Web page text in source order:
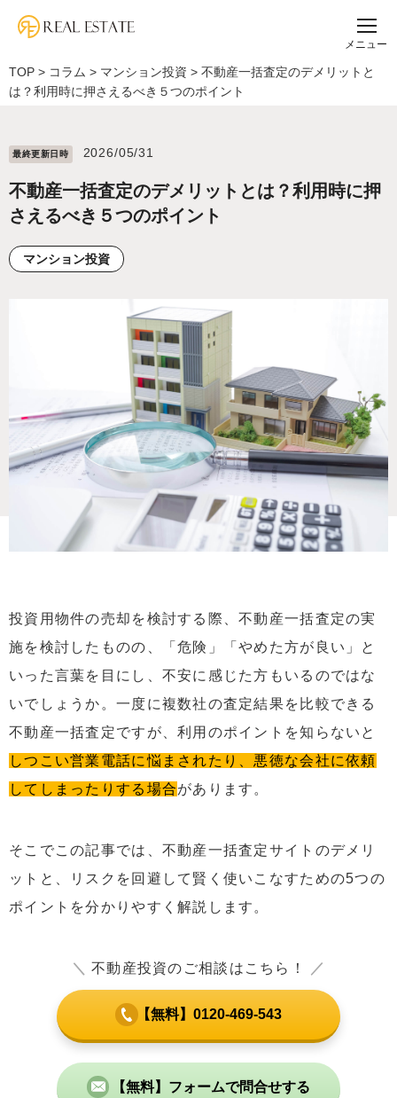
メニュー
TOP > コラム > マンション投資 > 不動産一括査定のデメリットと
は？利用時に押さえるべき５つのポイント
最終更新⽇時 2026/05/31
不動産一括査定のデメリットとは？利用時に押
さえるべき５つのポイント
マンション投資
投資用物件の売却を検討する際、不動産一括査定の実
施を検討したものの、「危険」「やめた方が良い」と
いった言葉を目にし、不安に感じた方もいるのではな
いでしょうか。一度に複数社の査定結果を比較できる
不動産一括査定ですが、利用のポイントを知らないと
しつこい営業電話に悩まされたり、悪徳な会社に依頼
してしまったりする場合があります。
そこでこの記事では、不動産一括査定サイトのデメリ
ットと、リスクを回避して賢く使いこなすための5つの
ポイントを分かりやすく解説します。
＼ 不動産投資のご相談はこちら！ ／
【無料】0120-469-543
【無料】フォームで問合せする